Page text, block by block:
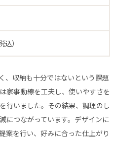
）
、収納も十分ではないという課題
家事動線を工夫し、使いやすさを
行いました。その結果、調理のし
につながっています。デザインに
案を行い、好みに合った仕上がり